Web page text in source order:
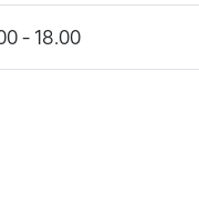
- 18.00